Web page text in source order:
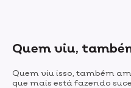
Quem viu,
Quem viu isso, também
que mais está fazendo